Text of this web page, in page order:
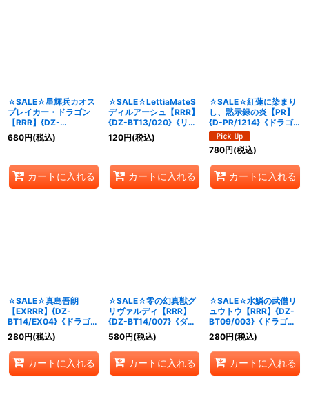
☆SALE☆星輝兵カオス
ブレイカー・ドラゴン
【RRR】{DZ-
BT15/010}《ブラントゲ
ート》
680円(税込)
カートに入れる
☆SALE☆LettiaMateS
ディルアーシュ【RRR】
{DZ-BT13/020}《リリ
カルモナステリオ》
120円(税込)
カートに入れる
☆SALE☆紅蓮に染まり
し、黙示録の炎【PR】
{D-PR/1214}《ドラゴン
エンパイア》
780円(税込)
カートに入れる
☆SALE☆真島吾朗
【EXRRR】{DZ-
BT14/EX04}《ドラゴン
エンパイア》
280円(税込)
カートに入れる
☆SALE☆零の幻真獣グ
リヴァルディ【RRR】
{DZ-BT14/007}《ダー
クステイツ》
580円(税込)
カートに入れる
☆SALE☆水鱗の武僧リ
ュウトウ【RRR】{DZ-
BT09/003}《ドラゴン
エンパイア》
280円(税込)
カートに入れる